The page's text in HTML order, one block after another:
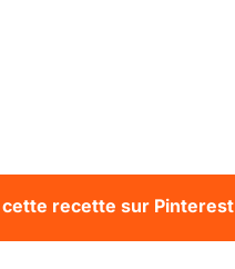
cette recette sur Pinterest